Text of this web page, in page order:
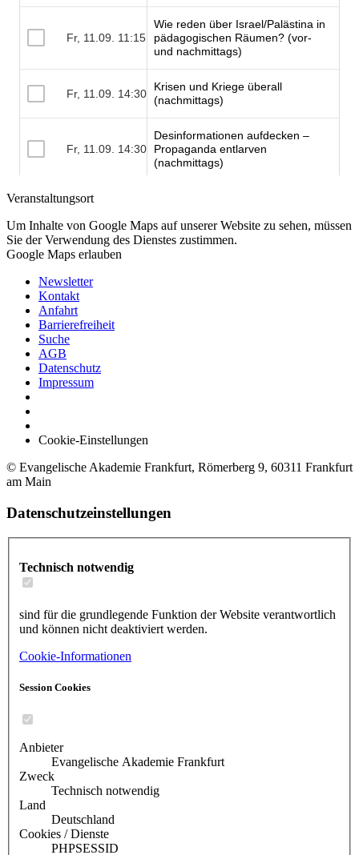
Veranstaltungsort
Um Inhalte von Google Maps auf unserer Website zu sehen, müssen
Sie der Verwendung des Dienstes zustimmen.
Google Maps erlauben
Newsletter
Kontakt
Anfahrt
Barrierefreiheit
Suche
AGB
Datenschutz
Impressum
Cookie-Einstellungen
© Evangelische Akademie Frankfurt, Römerberg 9, 60311 Frankfurt
am Main
Datenschutzeinstellungen
Technisch notwendig
sind für die grundlegende Funktion der Website verantwortlich
und können nicht deaktiviert werden.
Cookie-Informationen
Session Cookies
Anbieter
Evangelische Akademie Frankfurt
Zweck
Technisch notwendig
Land
Deutschland
Cookies / Dienste
PHPSESSID